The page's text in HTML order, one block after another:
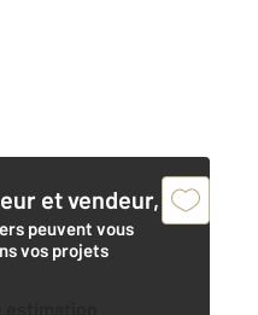
et vendeur,
peuvent vous
vos projets
estimation